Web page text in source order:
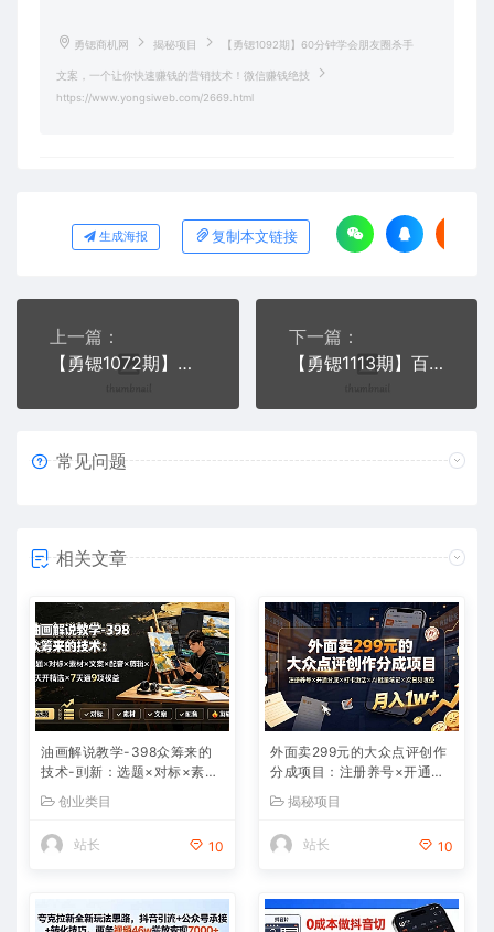
勇锶商机网 揭秘项目 【勇锶1092期】60分钟学会朋友圈杀手
文案，一个让你快速赚钱的营销技术！微信赚钱绝技
https://www.yongsiweb.com/2669.html
生成海报 复制本文链接
上一篇：
【勇锶1072期】《社群运营五行落地系统》从根源解决一切运营问题，揭秘日赚10万大咖共性
下一篇：
【勇锶1113期】百度传情小思路引流，设置易传播话术
常见问题
相关文章
油画解说教学-398众筹来的
技术-刯新：选题×对标×素材
×文案×配音×剪辑×2天开精
选×7天通9项权益
创业类目
站长 10
外面卖299元的大众点评创作
分成项目：注册养号×开通分
成×打卡激活×AI批量笔记×次
日见收益，月入1w+
揭秘项目
站长 10